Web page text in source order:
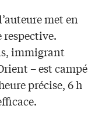
met en
respective.
immigrant
– est campé
précise, 6 h